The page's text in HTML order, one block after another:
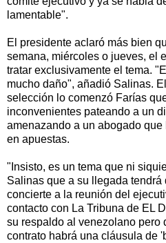
lamentable".
El presidente aclaró más bien
semana, miércoles o jueves, el
tratar exclusivamente el tema.
mucho daño", añadió Salinas.
selección lo comenzó Farías
inconvenientes pateando a un
amenazando a un abogado
en apuestas.
"Insisto, es un tema que ni
Salinas que a su llegada tendrá
concierte a la reunión del
contacto con La Tribuna de EL
su respaldo al venezolano pero
contrato habrá una cláusula de